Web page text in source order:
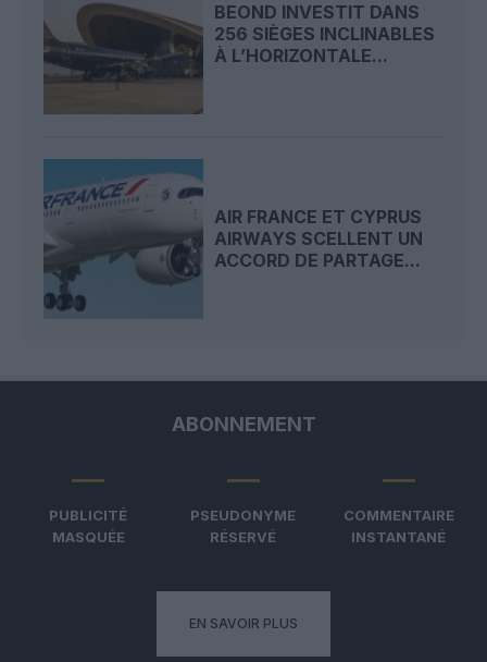
BEOND INVESTIT DANS
256 SIÈGES INCLINABLES
À L’HORIZONTALE...
AIR FRANCE ET CYPRUS
AIRWAYS SCELLENT UN
ACCORD DE PARTAGE...
ABONNEMENT
PUBLICITÉ
MASQUÉE
PSEUDONYME
RÉSERVÉ
COMMENTAIRE
INSTANTANÉ
EN SAVOIR PLUS